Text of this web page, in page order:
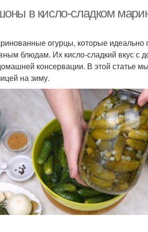
в кисло-сладком
огурцы, которые идеально
блюдам. Их кисло-сладкий вкус с
консервации. В этой статье
на зиму.